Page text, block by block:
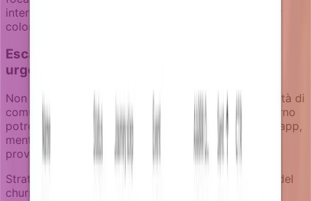
intervento evitando l'affaticamento da messaggi per
coloro che si sono già ri-impegnati.
Escalation multi-canale per diversi livelli di
urgenza
Non tutti i rischi di churn richiedono la stessa intensità di
comunicazione. Un utente che ha perso qualche giorno
potrebbe aver bisogno di un gentile promemoria in-app,
mentre qualcuno che si avvicina alla scadenza della
prova ha bisogno di un outreach più diretto.
Strategia dei canali nelle campagne di prevenzione del
churn: